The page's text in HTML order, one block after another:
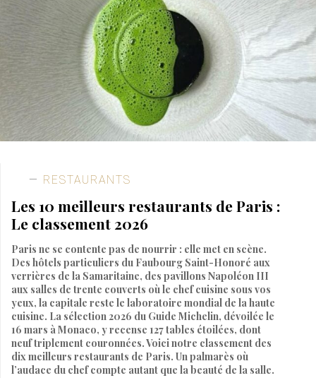
RESTAURANTS
Les 10 meilleurs restaurants de Paris :
Le classement 2026
Paris ne se contente pas de nourrir : elle met en scène.
Des hôtels particuliers du Faubourg Saint-Honoré aux
verrières de la Samaritaine, des pavillons Napoléon III
aux salles de trente couverts où le chef cuisine sous vos
yeux, la capitale reste le laboratoire mondial de la haute
cuisine. La sélection 2026 du Guide Michelin, dévoilée le
16 mars à Monaco, y recense 127 tables étoilées, dont
neuf triplement couronnées. Voici notre classement des
dix meilleurs restaurants de Paris. Un palmarès où
l’audace du chef compte autant que la beauté de la salle.